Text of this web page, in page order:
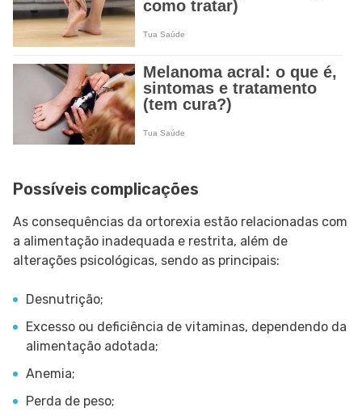
Possíveis complicações
As consequências da ortorexia estão relacionadas com
a alimentação inadequada e restrita, além de
alterações psicológicas, sendo as principais:
Desnutrição;
Excesso ou deficiência de vitaminas, dependendo da
alimentação adotada;
Anemia;
Perda de peso;